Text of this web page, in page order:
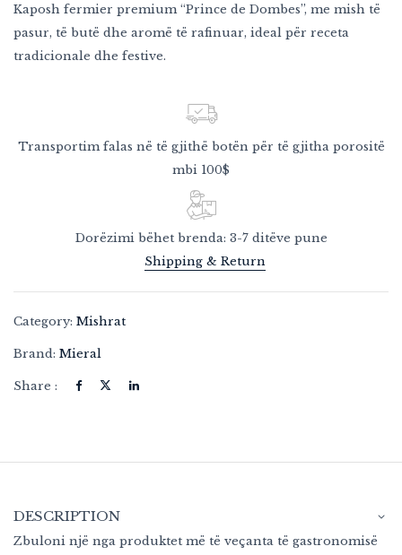
Kaposh fermier premium “Prince de Dombes”, me mish të
pasur, të butë dhe aromë të rafinuar, ideal për receta
tradicionale dhe festive.
Transportim falas në të gjithë botën për të gjitha porositë
mbi 100$
Dorëzimi bëhet brenda: 3-7 ditëve pune
Shipping & Return
Category: Mishrat
Brand: Mieral
Share :
DESCRIPTION
Zbuloni një nga produktet më të veçanta të gastronomisë